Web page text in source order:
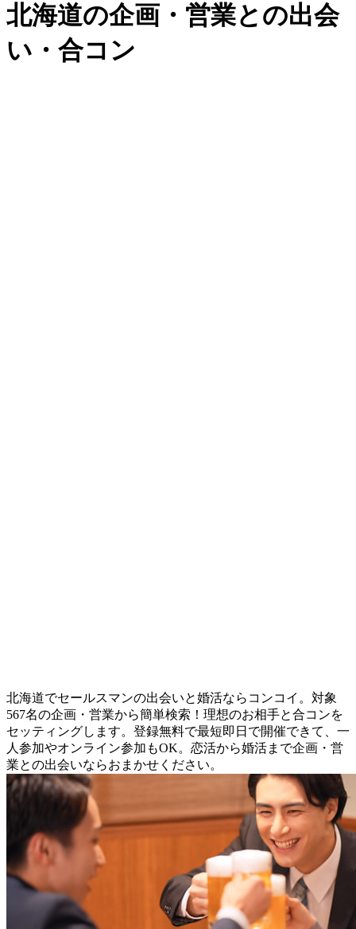
北海道の企画・営業との出会
い・合コン
北海道でセールスマンの出会いと婚活ならコンコイ。対象
567名の企画・営業から簡単検索！理想のお相手と合コンを
セッティングします。登録無料で最短即日で開催できて、一
人参加やオンライン参加もOK。恋活から婚活まで企画・営
業との出会いならおまかせください。